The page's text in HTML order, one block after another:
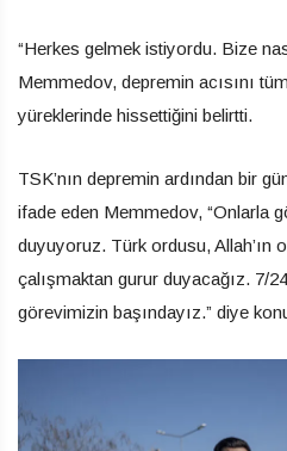
“Herkes gelmek istiyordu. Bize
Memmedov, depremin acısını
yüreklerinde hissettiğini belirtti.
TSK’nın depremin ardından bir
ifade eden Memmedov, “Onlarla
duyuyoruz. Türk ordusu, Allah’ın
çalışmaktan gurur duyacağız. 7/
görevimizin başındayız.” diye